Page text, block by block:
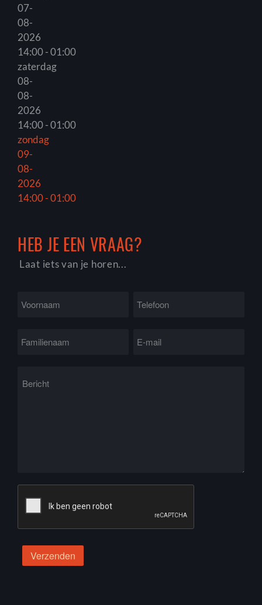
07-
08-
2026
14:00 - 01:00
zaterdag
08-
08-
2026
14:00 - 01:00
zondag
09-
08-
2026
14:00 - 01:00
HEB JE EEN VRAAG?
Laat iets van je horen...
Verzenden